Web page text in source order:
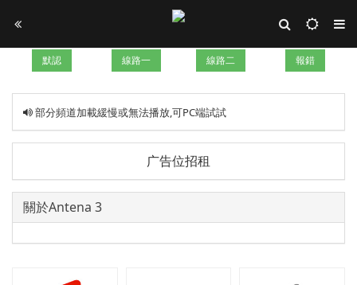
默認 線路一 線路二 報錯
部分頻道加載緩慢或無法播放,可PC端試試
广告位招租
關於Antena 3